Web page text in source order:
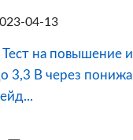
04-13
Тест на
3,3 В через